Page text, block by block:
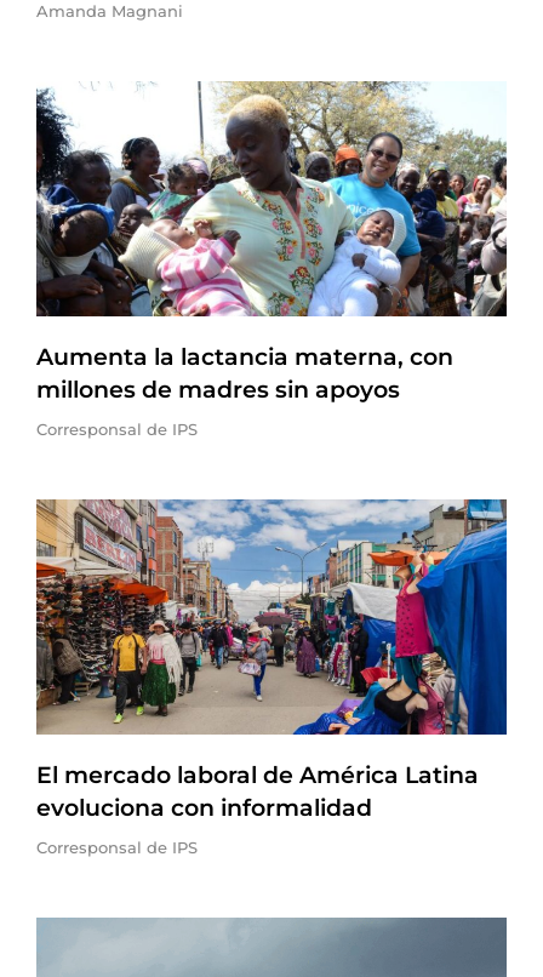
Amanda Magnani
Aumenta la lactancia materna, con
millones de madres sin apoyos
Corresponsal de IPS
El mercado laboral de América Latina
evoluciona con informalidad
Corresponsal de IPS